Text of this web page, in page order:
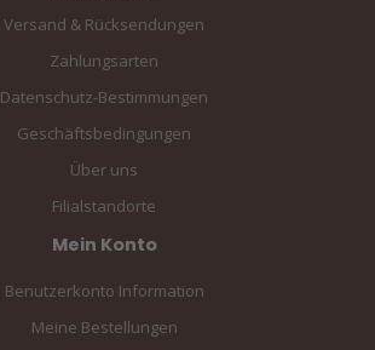
Versand & Rücksendungen
Zahlungsarten
Datenschutz-Bestimmungen
Geschäftsbedingungen
Über uns
Filialstandorte
Mein Konto
Benutzerkonto Information
Meine Bestellungen